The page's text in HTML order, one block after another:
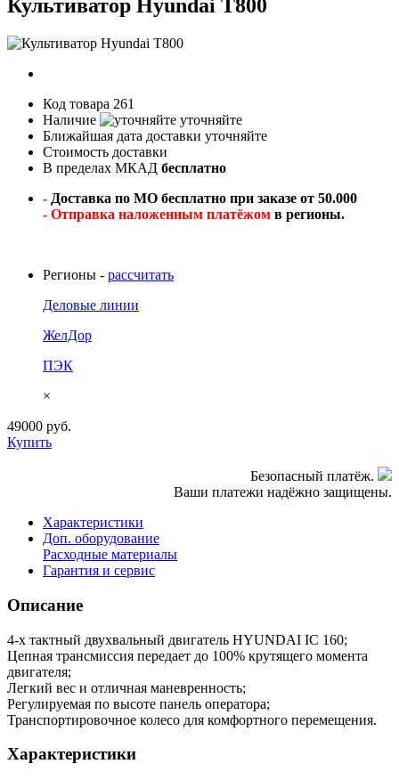
Культиватор Hyundai T800
Код товара 261
Наличие
уточняйте
Ближайшая дата доставки уточняйте
Стоимость доставки
В пределах МКАД бесплатно
- Доставка по МО бесплатно при заказе от 50.000
- Отправка наложенным платёжом в регионы.
Регионы - рассчитать
Деловые линии
ЖелДор
ПЭК
×
49000 руб.
Купить
Безопасный платёж.
Ваши платежи надёжно защищены.
Характеристики
Доп. оборудование
Расходные материалы
Гарантия и сервис
Описание
4-х тактный двухвальный двигатель HYUNDAI IC 160;
Цепная трансмиссия передает до 100% крутящего момента
двигателя;
Легкий вес и отличная маневренность;
Регулируемая по высоте панель оператора;
Транспортировочное колесо для комфортного перемещения.
Характеристики